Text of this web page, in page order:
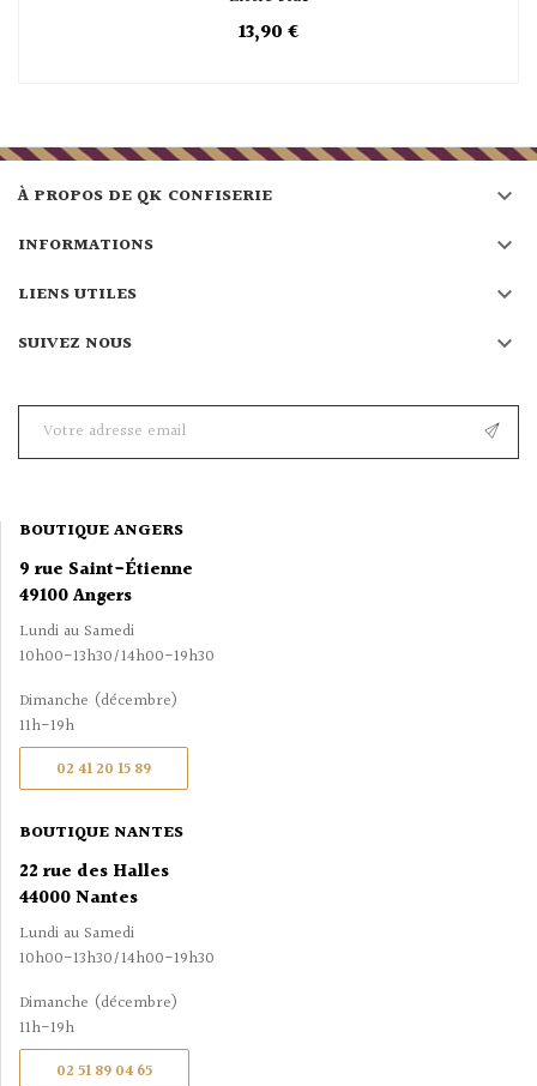
13,90 €
À PROPOS DE QK CONFISERIE 
INFORMATIONS 
LIENS UTILES 
SUIVEZ NOUS 
BOUTIQUE ANGERS
9 rue Saint-Étienne
49100 Angers
Lundi au Samedi
10h00-13h30/14h00-19h30
Dimanche (décembre)
11h-19h
02 41 20 15 89
BOUTIQUE NANTES
22 rue des Halles
44000 Nantes
Lundi au Samedi
10h00-13h30/14h00-19h30
Dimanche (décembre)
11h-19h
02 51 89 04 65